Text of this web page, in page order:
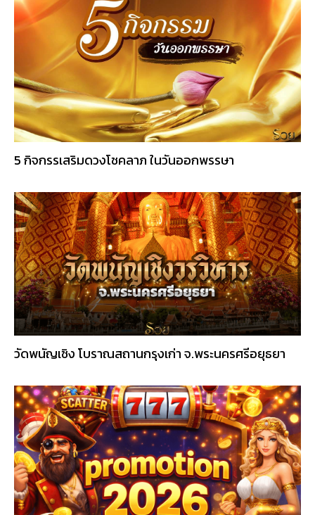
5 กิจกรรเสริมดวงโชคลาภ ในวันออกพรรษา
วัดพนัญเชิง โบราณสถานกรุงเก่า จ.พระนครศรีอยุธยา